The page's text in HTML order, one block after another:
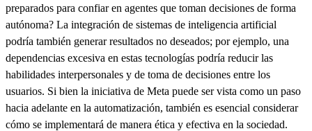
preparados para confiar en agentes que toman decisiones de forma
autónoma? La integración de sistemas de inteligencia artificial
podría también generar resultados no deseados; por ejemplo, una
dependencias excesiva en estas tecnologías podría reducir las
habilidades interpersonales y de toma de decisiones entre los
usuarios. Si bien la iniciativa de Meta puede ser vista como un paso
hacia adelante en la automatización, también es esencial considerar
cómo se implementará de manera ética y efectiva en la sociedad.